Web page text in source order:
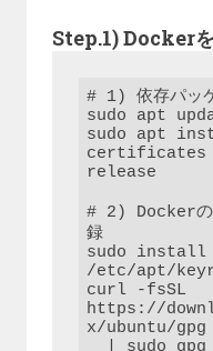
Step.1) Docker
# 1) 依存パッ
sudo apt
sudo apt
certificates
release
# 2) Dockerの
録
sudo install
/etc/apt/
curl -fsSL
https://
x/ubuntu/